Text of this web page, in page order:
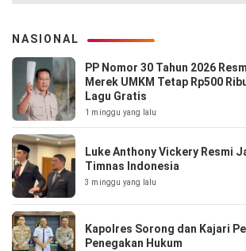
NASIONAL
PP Nomor 30 Tahun 2026
Merek UMKM Tetap Rp500
Lagu Gratis
1 minggu yang lalu
Luke Anthony Vickery Resmi
Timnas Indonesia
3 minggu yang lalu
Kapolres Sorong dan Kajari
Penegakan Hukum